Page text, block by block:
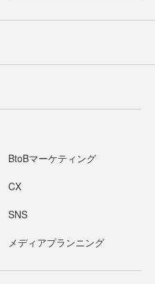
BtoBマーケティング
CX
SNS
メディアプランニング